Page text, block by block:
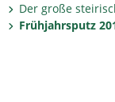
Der große
Frühjahrsputz